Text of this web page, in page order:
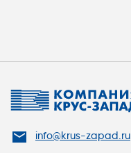
info@krus-zapad.ru